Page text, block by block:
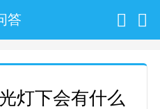
答
灯下会有什么